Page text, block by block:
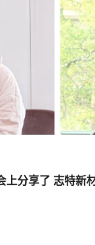
上分享了 志特新